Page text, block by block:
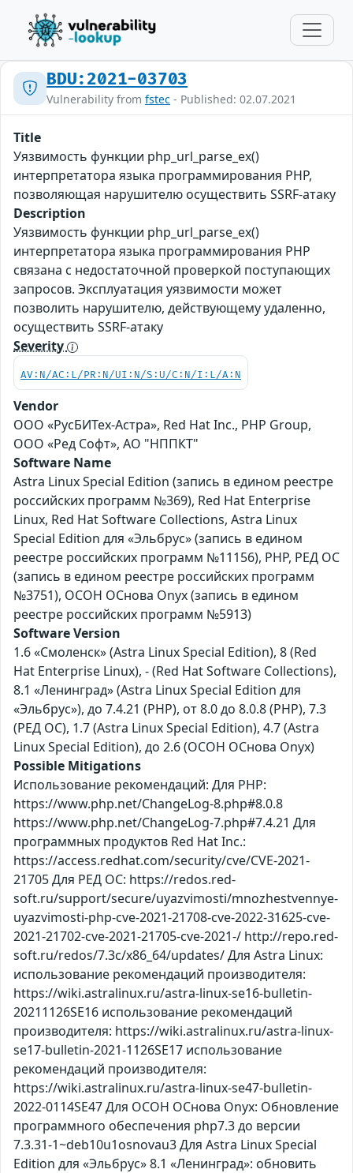
BDU:2021-03703
Vulnerability from fstec - Published: 02.07.2021
Title
Уязвимость функции php_url_parse_ex()
интерпретатора языка программирования PHP,
позволяющая нарушителю осуществить SSRF-атаку
Description
Уязвимость функции php_url_parse_ex()
интерпретатора языка программирования PHP
связана с недостаточной проверкой поступающих
запросов. Эксплуатация уязвимости может
позволить нарушителю, действующему удаленно,
осуществить SSRF-атаку
Severity
AV:N/AC:L/PR:N/UI:N/S:U/C:N/I:L/A:N
Vendor
ООО «РусБИТех-Астра», Red Hat Inc., PHP Group,
ООО «Ред Софт», АО "НППКТ"
Software Name
Astra Linux Special Edition (запись в едином реестре
российских программ №369), Red Hat Enterprise
Linux, Red Hat Software Collections, Astra Linux
Special Edition для «Эльбрус» (запись в едином
реестре российских программ №11156), PHP, РЕД ОС
(запись в едином реестре российских программ
№3751), ОСОН ОСнова Оnyx (запись в едином
реестре российских программ №5913)
Software Version
1.6 «Смоленск» (Astra Linux Special Edition), 8 (Red
Hat Enterprise Linux), - (Red Hat Software Collections),
8.1 «Ленинград» (Astra Linux Special Edition для
«Эльбрус»), до 7.4.21 (PHP), от 8.0 до 8.0.8 (PHP), 7.3
(РЕД ОС), 1.7 (Astra Linux Special Edition), 4.7 (Astra
Linux Special Edition), до 2.6 (ОСОН ОСнова Оnyx)
Possible Mitigations
Использование рекомендаций: Для PHP:
https://www.php.net/ChangeLog-8.php#8.0.8
https://www.php.net/ChangeLog-7.php#7.4.21 Для
программных продуктов Red Hat Inc.:
https://access.redhat.com/security/cve/CVE-2021-
21705 Для РЕД ОС: https://redos.red-
soft.ru/support/secure/uyazvimosti/mnozhestvennye-
uyazvimosti-php-cve-2021-21708-cve-2022-31625-cve-
2021-21702-cve-2021-21705-cve-2021-/ http://repo.red-
soft.ru/redos/7.3c/x86_64/updates/ Для Astra Linux:
использование рекомендаций производителя:
https://wiki.astralinux.ru/astra-linux-se16-bulletin-
20211126SE16 использование рекомендаций
производителя: https://wiki.astralinux.ru/astra-linux-
se17-bulletin-2021-1126SE17 использование
рекомендаций производителя:
https://wiki.astralinux.ru/astra-linux-se47-bulletin-
2022-0114SE47 Для ОСОН ОСнова Оnyx: Обновление
программного обеспечения php7.3 до версии
7.3.31-1~deb10u1osnovau3 Для Astra Linux Special
Edition для «Эльбрус» 8.1 «Ленинград»: обновить